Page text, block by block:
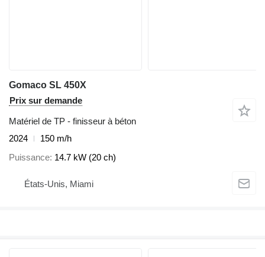
Gomaco SL 450X
Prix sur demande
Matériel de TP - finisseur à béton
2024
150 m/h
Puissance 14.7 kW (20 ch)
États-Unis, Miami